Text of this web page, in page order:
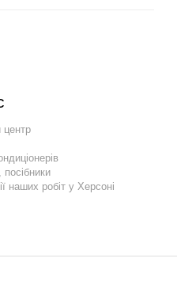
центр
посібники
наших робіт у Херсоні